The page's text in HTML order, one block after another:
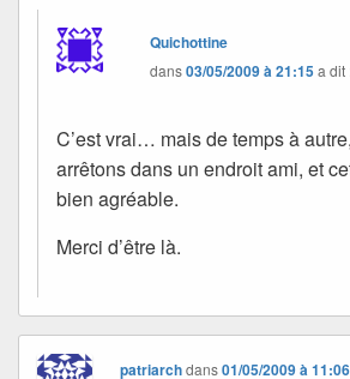
Quichottine
dans03/05/2009 à 21:15a dit
C’est vrai… mais de temps à
arrêtons dans un endroit ami, et
bien agréable.
Merci d’être là.
patriarchdans01/05/2009 à 11:06